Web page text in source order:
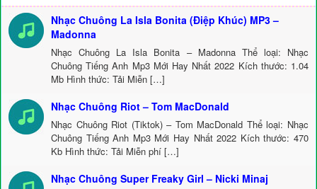
Nhạc Chuông La Isla Bonita (Điệp Khúc) MP3 –
Madonna
Nhạc Chuông La Isla Bonita – Madonna Thể loại: Nhạc
Chuông Tiếng Anh Mp3 Mới Hay Nhất 2022 Kích thước: 1.04
Mb Hình thức: Tải Miễn […]
Nhạc Chuông Riot – Tom MacDonald
Nhạc Chuông Riot (Tiktok) – Tom MacDonald Thể loại: Nhạc
Chuông Tiếng Anh Mp3 Mới Hay Nhất 2022 Kích thước: 470
Kb Hình thức: Tải Miễn phí […]
Nhạc Chuông Super Freaky Girl – Nicki Minaj